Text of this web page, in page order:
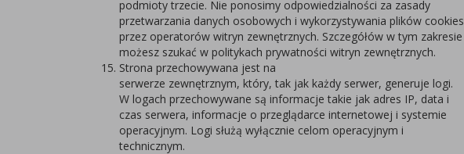
podmioty trzecie. Nie ponosimy odpowiedzialności za zasady
przetwarzania danych osobowych i wykorzystywania plików cookies
przez operatorów witryn zewnętrznych. Szczegółów w tym zakresie
możesz szukać w politykach prywatności witryn zewnętrznych.
Strona przechowywana jest na
serwerze zewnętrznym, który, tak jak każdy serwer, generuje logi.
W logach przechowywane są informacje takie jak adres IP, data i
czas serwera, informacje o przeglądarce internetowej i systemie
operacyjnym. Logi służą wyłącznie celom operacyjnym i
technicznym.